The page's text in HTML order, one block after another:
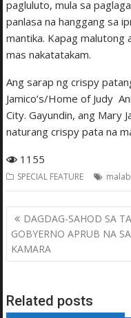
pagluluto, mula sa
panlasa na hanggang sa
mantika. Kapag malutong
mas nakatatakam.
Ang sarap ng crispy
Jamico’s/Home of Judy
City. Gayundin, ang Mary
naturang crispy pata na
1155
SPECIAL FEATURE
Post
navigation
DAGDAG-SAHOD SA
GOBYERNO APRUB NA SA
KAMARA
Related posts